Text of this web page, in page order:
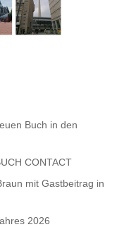
Buch in den
CONTACT
mit Gastbeitrag in
2026